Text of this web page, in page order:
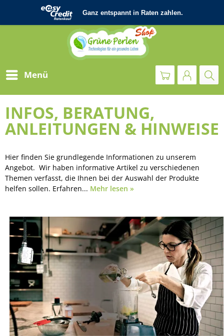
Menü
INFOS, BERATUNG,
ANLEITUNGEN & HINWEISE
Hier finden Sie grundlegende Informationen zu unserem
Angebot. Wir haben informative Artikel zu verschiedenen
Themen verfasst, die Ihnen bei der Auswahl der Produkte
helfen sollen. Erfahren... Mehr lesen »